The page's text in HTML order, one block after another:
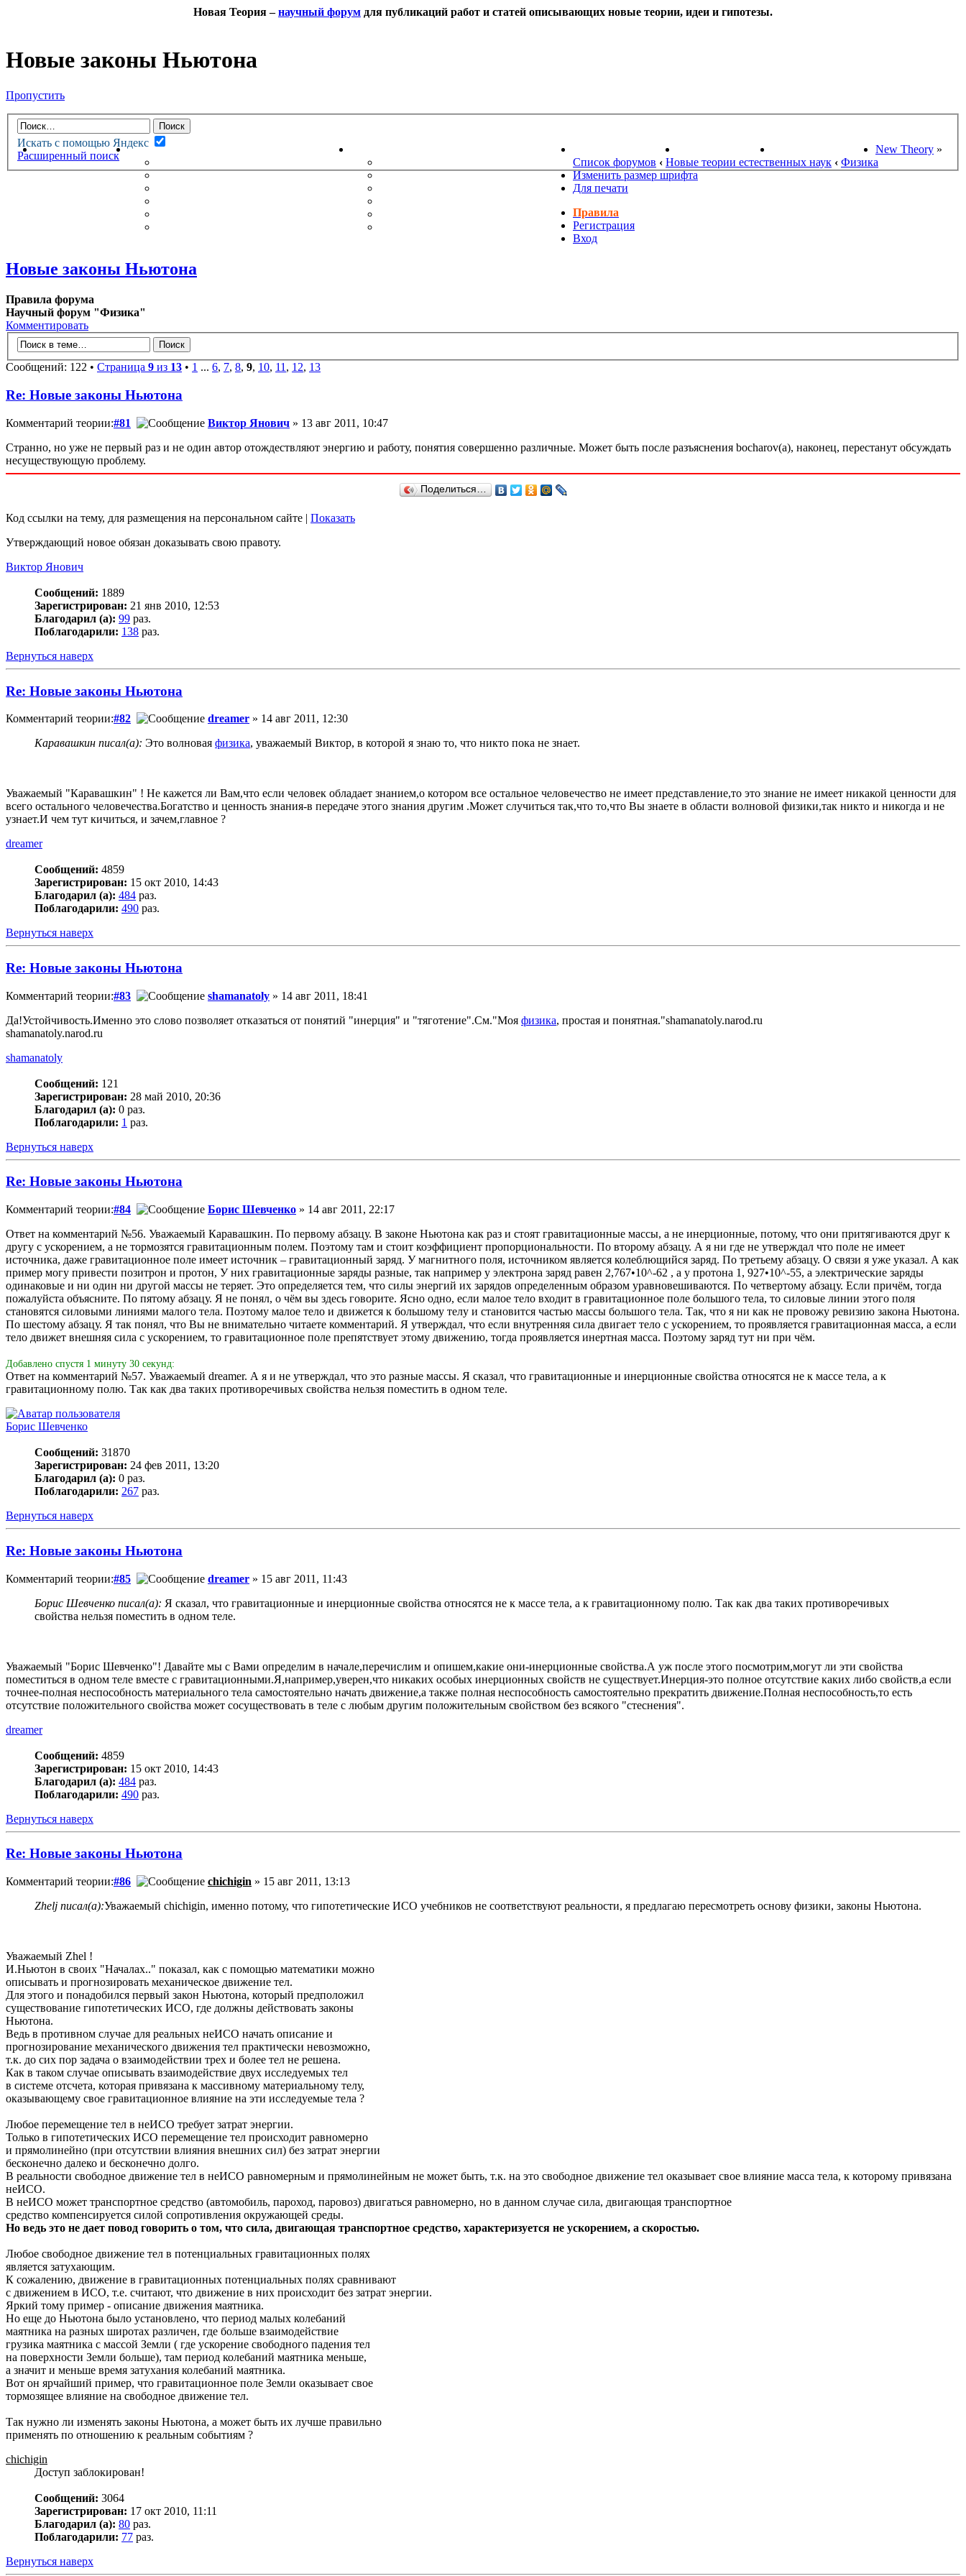
Новая Теория –научный форум для публикаций работ и статей описывающих новые теории, идеи и гипотезы.
Новые законы Ньютона
Пропустить
Искать с помощью Яндекс
Расширенный поиск
НОВАЯ ТЕОРИЯФОРУМ
НЕПРОЧИТАННЫЕ СООБЩЕНИЯ
ПОЖЕЛАНИЯ
НОВОСТИ НАУКИ ПОИСК ТЕОРИЙ СТАРЫЙ ПОРТАЛ New Theory »
Список форумов ‹ Новые теории естественных наук ‹ Физика
Изменить размер шрифта
Для печати
Правила
Регистрация
Вход
Новые законы Ньютона
Правила форума
Научный форум "Физика"
Комментировать
Сообщений: 122 • Страница 9 из 13 • 1 ... 6, 7, 8, 9, 10, 11, 12, 13
Re: Новые законы Ньютона
Комментарий теории:#81 Виктор Янович » 13 авг 2011, 10:47
Странно, но уже не первый раз и не один автор отождествляют энергию и работу, понятия совершенно различные. Может быть после разъяснения bocharov(а), наконец, перестанут обсуждать
несуществующую проблему.
Поделиться…
Код ссылки на тему, для размещения на персональном сайте | Показать
Утверждающий новое обязан доказывать свою правоту.
Виктор Янович
Сообщений: 1889
Зарегистрирован: 21 янв 2010, 12:53
Благодарил (а): 99 раз.
Поблагодарили: 138 раз.
Вернуться наверх
Re: Новые законы Ньютона
Комментарий теории:#82 dreamer » 14 авг 2011, 12:30
Каравашкин писал(а): Это волновая физика, уважаемый Виктор, в которой я знаю то, что никто пока не знает.
Уважаемый "Каравашкин" ! Не кажется ли Вам,что если человек обладает знанием,о котором все остальное человечество не имеет представление,то это знание не имеет никакой ценности для
всего остального человечества.Богатство и ценность знания-в передаче этого знания другим .Может случиться так,что то,что Вы знаете в области волновой физики,так никто и никогда и не
узнает.И чем тут кичиться, и зачем,главное ?
dreamer
Сообщений: 4859
Зарегистрирован: 15 окт 2010, 14:43
Благодарил (а): 484 раз.
Поблагодарили: 490 раз.
Вернуться наверх
Re: Новые законы Ньютона
Комментарий теории:#83 shamanatoly » 14 авг 2011, 18:41
Да!Устойчивость.Именно это слово позволяет отказаться от понятий "инерция" и "тяготение".См."Моя физика, простая и понятная."shamanatoly.narod.ru
shamanatoly.narod.ru
shamanatoly
Сообщений: 121
Зарегистрирован: 28 май 2010, 20:36
Благодарил (а): 0 раз.
Поблагодарили: 1 раз.
Вернуться наверх
Re: Новые законы Ньютона
Комментарий теории:#84 Борис Шевченко » 14 авг 2011, 22:17
Ответ на комментарий №56. Уважаемый Каравашкин. По первому абзацу. В законе Ньютона как раз и стоят гравитационные массы, а не инерционные, потому, что они притягиваются друг к
другу с ускорением, а не тормозятся гравитационным полем. Поэтому там и стоит коэффициент пропорциональности. По второму абзацу. А я ни где не утверждал что поле не имеет
источника, даже гравитационное поле имеет источник – гравитационный заряд. У магнитного поля, источником является колеблющийся заряд. По третьему абзацу. О связи я уже указал. А как
пример могу привести позитрон и протон, У них гравитационные заряды разные, так например у электрона заряд равен 2,767•10^-62 , а у протона 1, 927•10^-55, а электрические заряды
одинаковые и ни один ни другой массы не теряет. Это определяется тем, что силы энергий их зарядов определенным образом уравновешиваются. По четвертому абзацу. Если причём, тогда
пожалуйста объясните. По пятому абзацу. Я не понял, о чём вы здесь говорите. Ясно одно, если малое тело входит в гравитационное поле большого тела, то силовые линии этого поля
становятся силовыми линиями малого тела. Поэтому малое тело и движется к большому телу и становится частью массы большого тела. Так, что я ни как не провожу ревизию закона Ньютона.
По шестому абзацу. Я так понял, что Вы не внимательно читаете комментарий. Я утверждал, что если внутренняя сила двигает тело с ускорением, то проявляется гравитационная масса, а если
тело движет внешняя сила с ускорением, то гравитационное поле препятствует этому движению, тогда проявляется инертная масса. Поэтому заряд тут ни при чём.
Добавлено спустя 1 минуту 30 секунд:
Ответ на комментарий №57. Уважаемый dreamer. А я и не утверждал, что это разные массы. Я сказал, что гравитационные и инерционные свойства относятся не к массе тела, а к
гравитационному полю. Так как два таких противоречивых свойства нельзя поместить в одном теле.
Борис Шевченко
Сообщений: 31870
Зарегистрирован: 24 фев 2011, 13:20
Благодарил (а): 0 раз.
Поблагодарили: 267 раз.
Вернуться наверх
Re: Новые законы Ньютона
Комментарий теории:#85 dreamer » 15 авг 2011, 11:43
Борис Шевченко писал(а): Я сказал, что гравитационные и инерционные свойства относятся не к массе тела, а к гравитационному полю. Так как два таких противоречивых
свойства нельзя поместить в одном теле.
Уважаемый "Борис Шевченко"! Давайте мы с Вами определим в начале,перечислим и опишем,какие они-инерционные свойства.А уж после этого посмотрим,могут ли эти свойства
поместиться в одном теле вместе с гравитационными.Я,например,уверен,что никаких особых инерционных свойств не существует.Инерция-это полное отсутствие каких либо свойств,а если
точнее-полная неспособность материального тела самостоятельно начать движение,а также полная неспособность самостоятельно прекратить движение.Полная неспособность,то есть
отсутствие положительного свойства может сосуществовать в теле с любым другим положительным свойством без всякого "стеснения".
dreamer
Сообщений: 4859
Зарегистрирован: 15 окт 2010, 14:43
Благодарил (а): 484 раз.
Поблагодарили: 490 раз.
Вернуться наверх
Re: Новые законы Ньютона
Комментарий теории:#86 chichigin » 15 авг 2011, 13:13
Zhelj писал(а):Уважаемый chichigin, именно потому, что гипотетические ИСО учебников не соответствуют реальности, я предлагаю пересмотреть основу физики, законы Ньютона.
Уважаемый Zhel !
И.Ньютон в своих "Началах.." показал, как с помощью математики можно
описывать и прогнозировать механическое движение тел.
Для этого и понадобился первый закон Ньютона, который предположил
существование гипотетических ИСО, где должны действовать законы
Ньютона.
Ведь в противном случае для реальных неИСО начать описание и
прогнозирование механического движения тел практически невозможно,
т.к. до сих пор задача о взаимодействии трех и более тел не решена.
Как в таком случае описывать взаимодействие двух исследуемых тел
в системе отсчета, которая привязана к массивному материальному телу,
оказывающему свое гравитационное влияние на эти исследуемые тела ?
Любое перемещение тел в неИСО требует затрат энергии.
Только в гипотетических ИСО перемещение тел происходит равномерно
и прямолинейно (при отсутствии влияния внешних сил) без затрат энергии
бесконечно далеко и бесконечно долго.
В реальности свободное движение тел в неИСО равномерным и прямолинейным не может быть, т.к. на это свободное движение тел оказывает свое влияние масса тела, к которому привязана
неИСО.
В неИСО может транспортное средство (автомобиль, пароход, паровоз) двигаться равномерно, но в данном случае сила, двигающая транспортное
средство компенсируется силой сопротивления окружающей среды.
Но ведь это не дает повод говорить о том, что сила, двигающая транспортное средство, характеризуется не ускорением, а скоростью.
Любое свободное движение тел в потенциальных гравитационных полях
является затухающим.
К сожалению, движение в гравитационных потенциальных полях сравнивают
с движением в ИСО, т.е. считают, что движение в них происходит без затрат энергии.
Яркий тому пример - описание движения маятника.
Но еще до Ньютона было установлено, что период малых колебаний
маятника на разных широтах различен, где больше взаимодействие
грузика маятника с массой Земли ( где ускорение свободного падения тел
на поверхности Земли больше), там период колебаний маятника меньше,
а значит и меньше время затухания колебаний маятника.
Вот он ярчайший пример, что гравитационное поле Земли оказывает свое
тормозящее влияние на свободное движение тел.
Так нужно ли изменять законы Ньютона, а может быть их лучше правильно
применять по отношению к реальным событиям ?
chichigin
Доступ заблокирован!
Сообщений: 3064
Зарегистрирован: 17 окт 2010, 11:11
Благодарил (а): 80 раз.
Поблагодарили: 77 раз.
Вернуться наверх